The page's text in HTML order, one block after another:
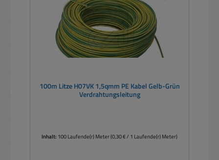
100m Litze H07VK 1,5qmm PE Kabel Gelb-Grün
Verdrahtungsleitung
Inhalt: 100 Laufende(r) Meter(0,30 € / 1 Laufende(r) Meter)